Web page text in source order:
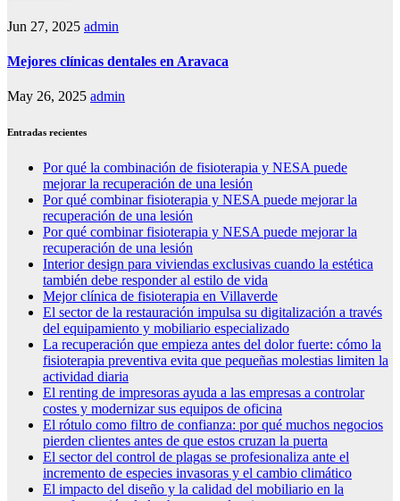
Jun 27, 2025 admin
Mejores clínicas dentales en Aravaca
May 26, 2025 admin
Entradas recientes
Por qué la combinación de fisioterapia y NESA puede
mejorar la recuperación de una lesión
Por qué combinar fisioterapia y NESA puede mejorar la
recuperación de una lesión
Por qué combinar fisioterapia y NESA puede mejorar la
recuperación de una lesión
Interior design para viviendas exclusivas cuando la estética
también debe responder al estilo de vida
Mejor clínica de fisioterapia en Villaverde
El sector de la restauración impulsa su digitalización a través
del equipamiento y mobiliario especializado
La recuperación que empieza antes del dolor fuerte: cómo la
fisioterapia preventiva evita que pequeñas molestias limiten la
actividad diaria
El renting de impresoras ayuda a las empresas a controlar
costes y modernizar sus equipos de oficina
El rótulo como filtro de confianza: por qué muchos negocios
pierden clientes antes de que estos cruzan la puerta
El sector del control de plagas se profesionaliza ante el
incremento de especies invasoras y el cambio climático
El impacto del diseño y la calidad del mobiliario en la